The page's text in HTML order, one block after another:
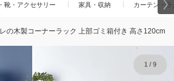
靴・アクセサリー 家具・収納 カーテン・
の木製コーナーラック 上部ゴミ箱付き 高さ120cm
1/ 9